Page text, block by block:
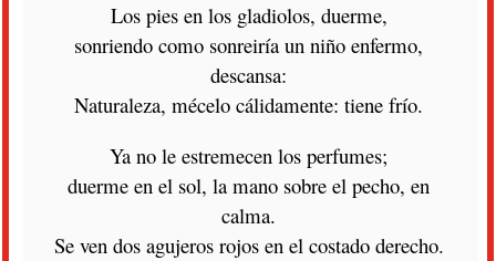
Los pies en los gladiolos, duerme,
sonriendo como sonreiría un niño enfermo,
descansa:
Naturaleza, mécelo cálidamente: tiene frío.
Ya no le estremecen los perfumes;
duerme en el sol, la mano sobre el pecho, en
calma.
Se ven dos agujeros rojos en el costado derecho.